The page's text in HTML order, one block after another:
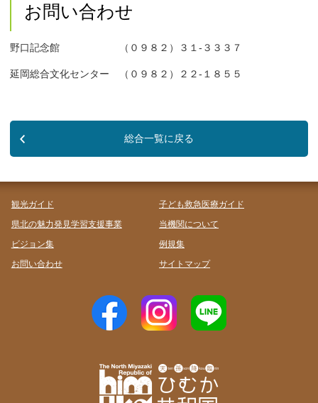
お問い合わせ
野口記念館 （０９８２）３１-３３３７
延岡総合文化センター （０９８２）２２-１８５５
総合一覧に戻る
観光ガイド
子ども救急医療ガイド
県北の魅力発見学習支援事業
当機関について
ビジョン集
例規集
お問い合わせ
サイトマップ